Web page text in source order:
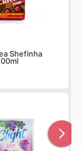
Shefinha